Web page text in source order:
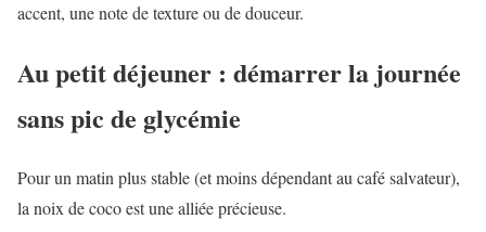
accent, une note de texture ou de douceur.
Au petit déjeuner : démarrer la journée
sans pic de glycémie
Pour un matin plus stable (et moins dépendant au café salvateur),
la noix de coco est une alliée précieuse.